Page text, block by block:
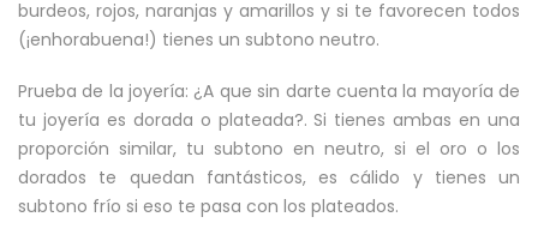
burdeos, rojos, naranjas y amarillos y si te favorecen todos
(¡enhorabuena!) tienes un subtono neutro.
Prueba de la joyería: ¿A que sin darte cuenta la mayoría de
tu joyería es dorada o plateada?. Si tienes ambas en una
proporción similar, tu subtono en neutro, si el oro o los
dorados te quedan fantásticos, es cálido y tienes un
subtono frío si eso te pasa con los plateados.